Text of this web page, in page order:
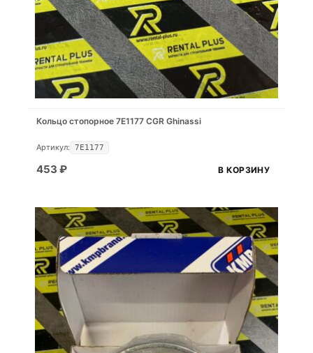
Кольцо стопорное 7E1177 CGR Ghinassi
Артикул: 7E1177
453 ₽ В КОРЗИНУ